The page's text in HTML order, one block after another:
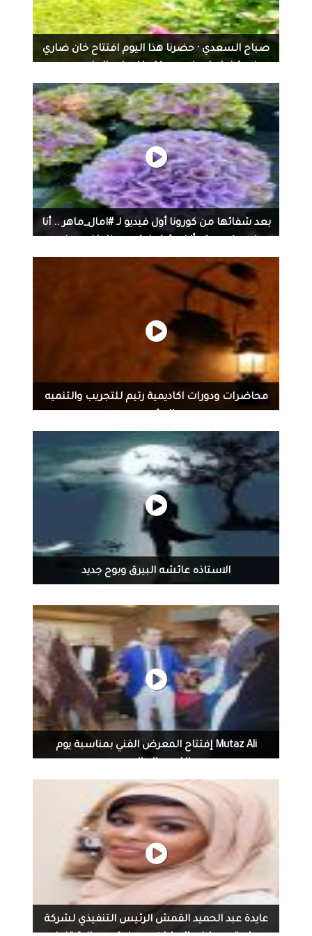
صباح السعدي‏ · حضرنا هذا اليوم افتتاح خان ضاري
صاحب محل...
صباح السعدي‏ · حضرنا هذا اليوم افتتاح خان ضاري في قضاء
ابو غربب وكان للساده الحاج محمد صاحب محل شربت زبيب
زبالة والأستاذ سالم الخشالي نجل الحاج محمد الخشالي
صاحب مقهى الشابندر والأستاذ هادي هنداس والأستاذ ستار
الجوده والأستاذ ابو مختار الجبوري كلمات في هذه المناسبة
نتمنى أن نلتقي في خان جديد في عراقنا العزيز
بعد شفائها من كورونا أول فيديو لـ #امال_ماهر .. أنا
محاضرات ودورات اكاديمية رتيم للتجريب والتنميه
الاستاذه عائشه البيرق وبوح جديد
Mutaz Ali إفتتاح المعرض الفني بمناسبة يوم
Mutaz Ali Karoum ‏ · بفضل من الله .تم إفتتاح المعرض الفني
بمناسبة يوم اللجوء العالمي بنجاح وكان التفاعل رائعا من
الحضور وحكومة ٱبلدون الكريمة وسكان المدينة الطيبين .
تم الإفتتاح بكلمة ترحيب مني بالعمدة وضيوفه وجميع
الحاضرين وشكر خاص للفنانين المشاركين .وقام بعدها
عمدة ٱبلدورن بإلقاء كلمة شكر لنا وللأطفال والحضور .ثم
قام مشكورا بإفتتاح المعرض .بلوحة تم إهداءها مني لبلدية
ٱبلدورن .كشف عنها الستار مع نخبة من الأطفال. وكان
عبر برنامج سفراء المعرفة من لندن بحلقة خاصة مع الاعلامي
عايدة عبد الحميد القمش الرئيس التنفيذي لشركة